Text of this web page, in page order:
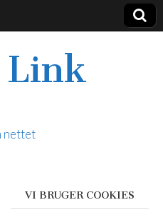
Link
nettet
VI BRUGER COOKIES